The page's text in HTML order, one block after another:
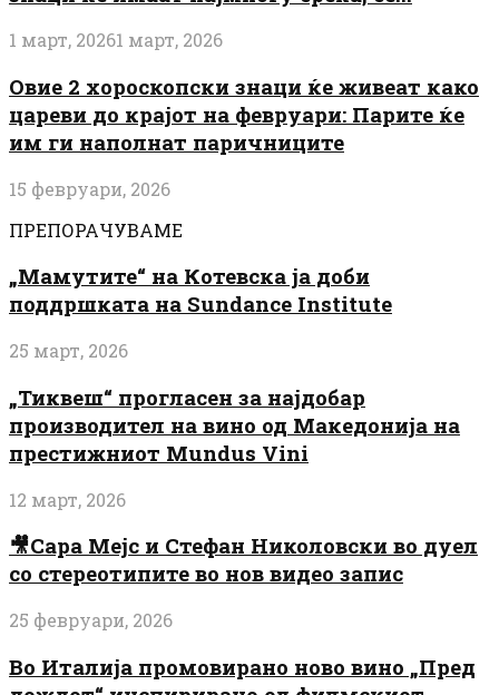
1 март, 20261 март, 2026
Овие 2 хороскопски знаци ќе живеат како
цареви до крајот на февруари: Парите ќе
им ги наполнат паричниците
15 февруари, 2026
ПРЕПОРАЧУВАМЕ
„Мамутите“ на Котевска ја доби
поддршката на Sundance Institute
25 март, 2026
„Тиквеш“ прогласен за најдобар
производител на вино од Македонија на
престижниот Mundus Vini
12 март, 2026
🎥Сара Мејс и Стефан Николовски во дуел
со стереотипите во нов видео запис
25 февруари, 2026
Во Италија промовирано ново вино „Пред